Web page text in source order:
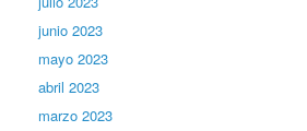
junio 2023
mayo 2023
abril 2023
marzo 2023